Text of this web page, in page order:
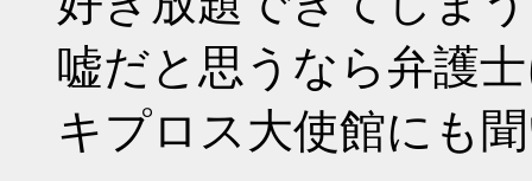
嘘だと思うなら弁護
キプロス大使館にも